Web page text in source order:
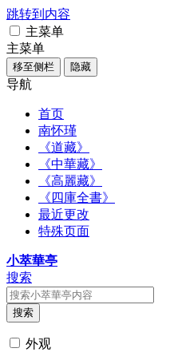
跳转到内容
主菜单
主菜单
移至侧栏 隐藏
导航
首页
南怀瑾
《道藏》
《中華藏》
《高麗藏》
《四庫全書》
最近更改
特殊页面
小萃華亭
搜索
搜索
外观